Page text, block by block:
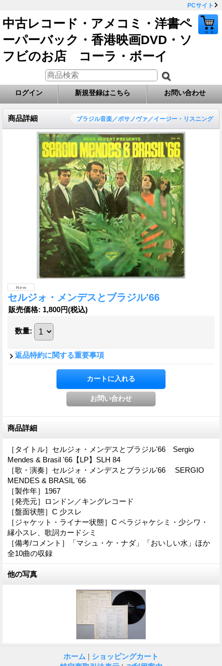
PCサイト
中古レコード・アメコミ・洋書ペ
ーパーバック・香港映画DVD・ソ
フビのお店 コーラ・ボーイ
ログイン 新規登録はこちら お問い合わせ
商品詳細 ブラジル音楽／ボサノヴァ／イージー・リスニング
セルジォ・メンデスとブラジル'66
販売価格: 1,800円(税込)
数量:
返品特約に関する重要事項
商品詳細
［タイトル］セルジォ・メンデスとブラジル'66 Sergio
Mendes & Brasil '66【LP】SLH 84
［歌・演奏］セルジォ・メンデスとブラジル'66 SERGIO
MENDES & BRASIL '66
［製作年］1967
［発売元］ロンドン／キングレコード
［盤面状態］C 少スレ
［ジャケット・ライナー状態］C ペラジャケシミ・少シワ・
縁小スレ、歌詞カードシミ
［備考/コメント］「マシュ・ケ・ナダ」「おいしい水」ほか
全10曲の収録
他の写真
ホーム | ショッピングカート